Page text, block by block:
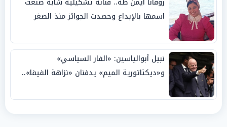
اسمها بالإبداع وحصدت الجوائز منذ الصغر
نبيل أبوالياسين: «الفار السياسي»
و«ديكتاتورية الميم» يدفنان «نزاهة الفيفا»..